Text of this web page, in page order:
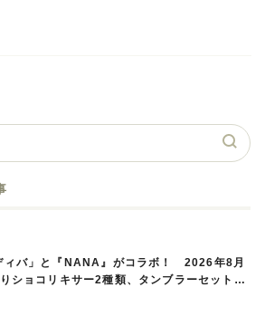
ィバ」と『NANA』がコラボ！ 2026年8月
ショコリキサー2種類、タンブラーセットな